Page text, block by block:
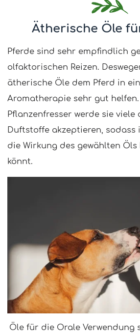
Ätherische Öle
Pferde sind sehr empfindlich
olfaktorischen Reizen.
ätherische Öle dem Pferd in
Aromatherapie sehr gut helfen.
Pflanzenfresser werde sie
Duftstoffe akzeptieren, sodass
die Wirkung des gewählten
könnt.
Öle für die Orale Verwendung